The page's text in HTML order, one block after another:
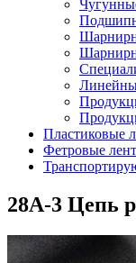
Пластиковые
Фетровые
28A-3 Цепь